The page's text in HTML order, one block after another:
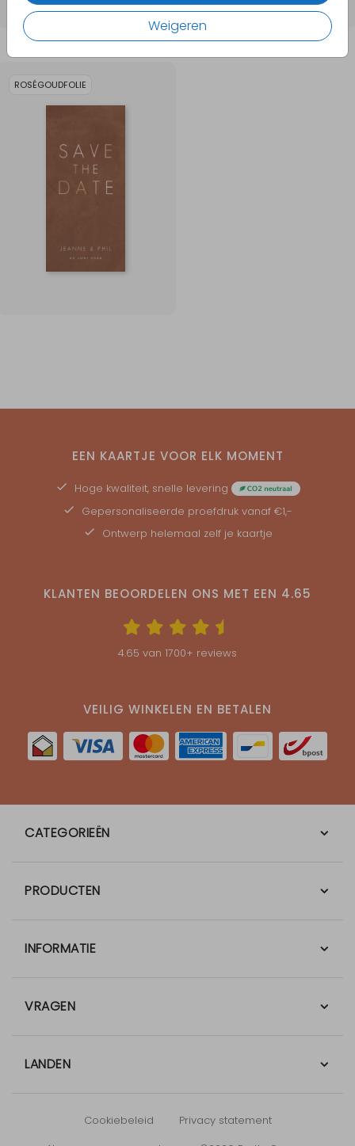
Weigeren
ROSÉGOUDFOLIE
EEN KAARTJE VOOR ELK MOMENT
Hoge kwaliteit, snelle levering
Gepersonaliseerde proefdruk vanaf €1,-
Ontwerp helemaal zelf je kaartje
KLANTEN BEOORDELEN ONS MET EEN 4.65
4.65 van 1700+ reviews
VEILIG WINKELEN EN BETALEN
CATEGORIEËN
PRODUCTEN
INFORMATIE
VRAGEN
LANDEN
Cookiebeleid
Privacy statement